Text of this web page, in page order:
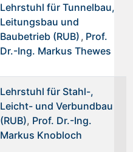
Lehrstuhl für Tunnelbau,
Leitungsbau und
Baubetrieb (RUB) , Prof.
Dr.-Ing. Markus Thewes
Lehrstuhl für Stahl-,
Leicht- und Verbundbau
(RUB), Prof. Dr.-Ing.
Markus Knobloch